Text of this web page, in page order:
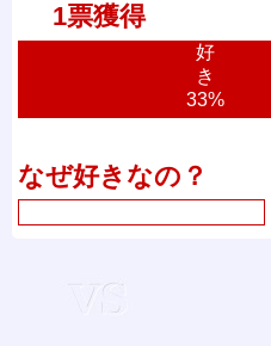
1票獲得
好
き
33%
なぜ好きなの？